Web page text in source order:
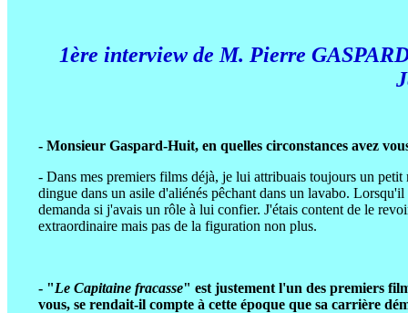
1ère interview de M. Pierre
- Monsieur Gaspard-Huit, en quelles circonstances avez
- Dans mes premiers films déjà, je lui attribuais toujours un
dingue dans un asile d'aliénés pêchant dans un lavabo.
demanda si j'avais un rôle à lui confier. J'étais content de le
extraordinaire mais pas de la figuration non plus.
- "Le Capitaine fracasse" est justement l'un des premiers
vous, se rendait-il compte à cette époque que sa carrière